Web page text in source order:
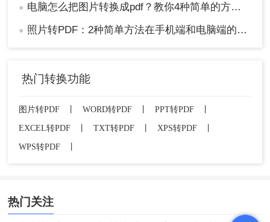
● 电脑怎么把图片转换成pdf？教你4种简单的方法！
● 照片转PDF：2种简单方法在手机端和电脑端的操作差异！
热门转换功能
图片转PDF WORD转PDF PPT转PDF
EXCEL转PDF
TXT转PDF XPS转PDF
WPS转PDF
热门关注